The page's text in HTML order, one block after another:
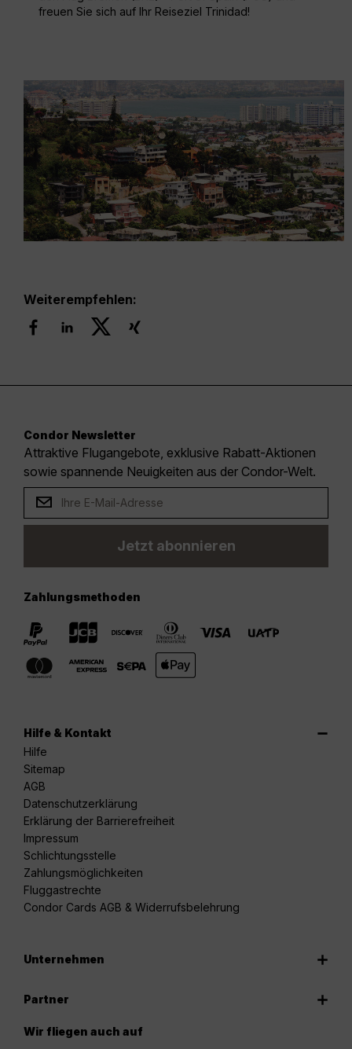
freuen Sie sich auf Ihr Reiseziel Trinidad!
Weiterempfehlen:
Condor Newsletter
Attraktive Flugangebote, exklusive Rabatt-Aktionen
sowie spannende Neuigkeiten aus der Condor-Welt.
Jetzt abonnieren
Zahlungsmethoden
Hilfe & Kontakt
Hilfe
Sitemap
AGB
Datenschutzerklärung
Erklärung der Barrierefreiheit
Impressum
Schlichtungsstelle
Zahlungsmöglichkeiten
Fluggastrechte
Condor Cards AGB & Widerrufsbelehrung
Unternehmen
Partner
Wir fliegen auch auf